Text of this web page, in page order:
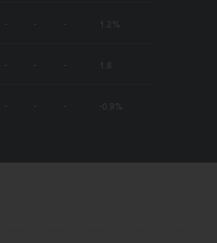
- - - 1.2%
- - - 1.8
- - - -0.9%